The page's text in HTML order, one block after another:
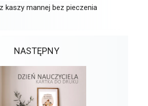
kaszy mannej bez pieczenia
NASTĘPNY